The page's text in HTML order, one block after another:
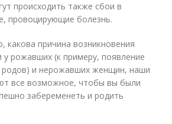
происходить также сбои в
провоцирующие болезнь.
какова причина возникновения
у рожавших (к примеру, появление
родов) и нерожавших женщин, наши
все возможное, чтобы вы были
забеременеть и родить